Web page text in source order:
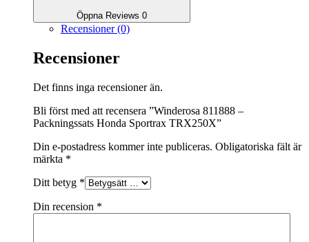
Öppna Reviews 0
Recensioner (0)
Recensioner
Det finns inga recensioner än.
Bli först med att recensera ”Winderosa 811888 –
Packningssats Honda Sportrax TRX250X”
Din e-postadress kommer inte publiceras. Obligatoriska fält är
märkta *
Ditt betyg *
Din recension *